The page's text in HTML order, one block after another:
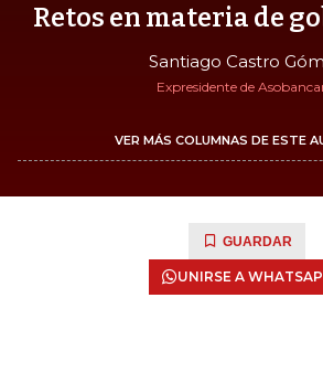
Retos en materia de
Santiago Castro
Expresidente de
VER MÁS COLUMNAS DE ESTE
GUARDAR
UNIRSE A